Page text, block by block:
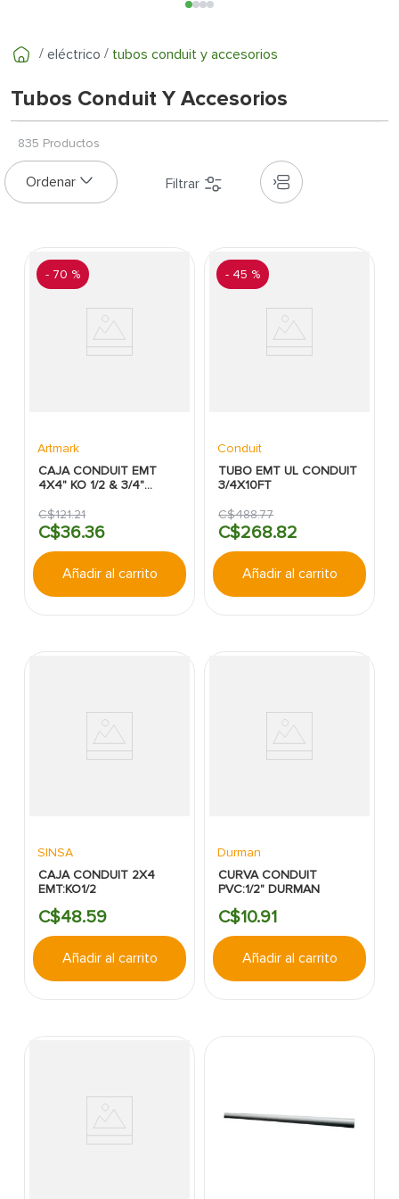
eléctrico tubos conduit y accesorios
Tubos Conduit Y Accesorios
835 Productos
- 70 %
Artmark
CAJA CONDUIT EMT
4X4" KO 1/2 & 3/4"
C$121.21
C$36.36
Añadir al carrito
- 45 %
Conduit
TUBO EMT UL CONDUIT
3/4X10FT
C$488.77
C$268.82
Añadir al carrito
SINSA
CAJA CONDUIT 2X4
EMT:KO1/2
C$48.59
Añadir al carrito
Durman
CURVA CONDUIT
PVC:1/2" DURMAN
C$10.91
Añadir al carrito
9.
puerta
10. pantry